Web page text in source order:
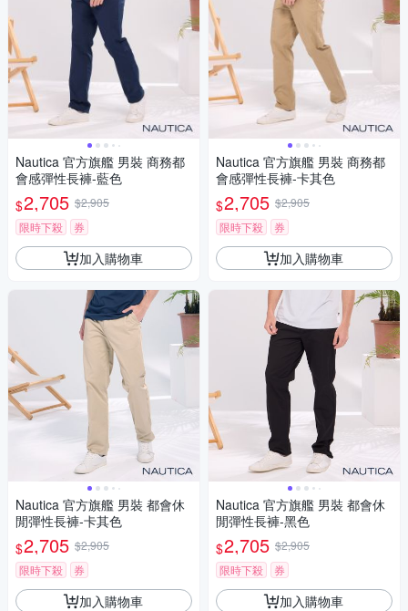
Nautica 官方旗艦 男裝 商務都
會感彈性長褲-藍色
$2,705 $2,905
限時下殺
券
加入購物車
Nautica 官方旗艦 男裝 都會休
閒彈性長褲-卡其色
$2,705 $2,905
限時下殺
券
加入購物車
Nautica 官方旗艦 男裝 商務都
會感彈性長褲-卡其色
$2,705 $2,905
限時下殺
券
加入購物車
Nautica 官方旗艦 男裝 都會休
閒彈性長褲-黑色
$2,705 $2,905
限時下殺
券
加入購物車